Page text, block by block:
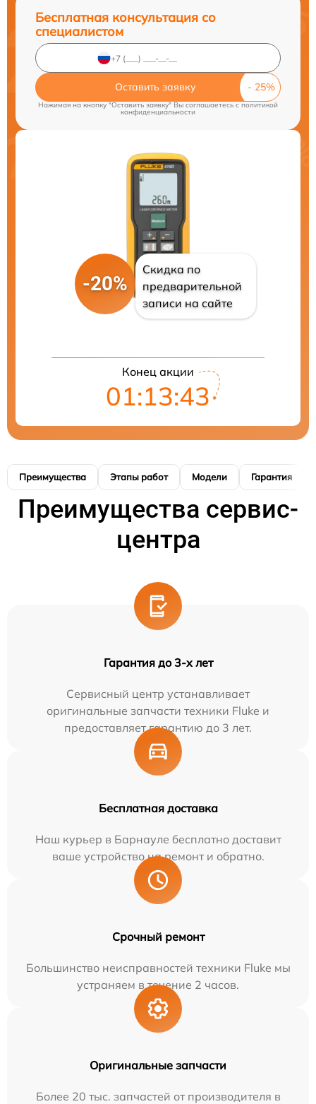
Бесплатная консультация со
специалистом
Оставить заявку
Нажимая на кнопку "Оставить заявку" Вы соглашаетесь cполитикой
конфиденциальности
-20%
Скидка по
предварительной
записи на сайте
Конец акции
01:13:42
Преимущества Этапы работ Модели Гарантия
Преимущества сервис-
центра
Гарантия до 3-х лет
Сервисный центр устанавливает
оригинальные запчасти техники Fluke и
предоставляет гарантию до 3 лет.
Бесплатная доставка
Наш курьер в Барнауле бесплатно доставит
ваше устройство на ремонт и обратно.
Срочный ремонт
Большинство неисправностей техники Fluke мы
устраняем в течение 2 часов.
Оригинальные запчасти
Более 20 тыс. запчастей от производителя в